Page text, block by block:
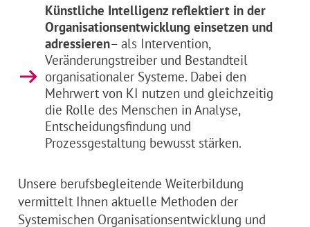
Künstliche Intelligenz reflektiert in der
Organisationsentwicklung einsetzen und
adressieren– als Intervention,
Veränderungstreiber und Bestandteil
organisationaler Systeme. Dabei den
Mehrwert von KI nutzen und gleichzeitig
die Rolle des Menschen in Analyse,
Entscheidungsfindung und
Prozessgestaltung bewusst stärken.
Unsere berufsbegleitende Weiterbildung
vermittelt Ihnen aktuelle Methoden der
Systemischen Organisationsentwicklung und